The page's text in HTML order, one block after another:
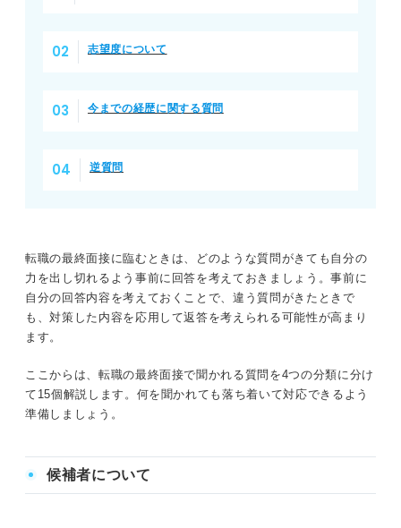
志望度について
今までの経歴に関する質問
逆質問
転職の最終面接に臨むときは、どのような質問がきても自分の
力を出し切れるよう事前に回答を考えておきましょう。事前に
自分の回答内容を考えておくことで、違う質問がきたときで
も、対策した内容を応用して返答を考えられる可能性が高まり
ます。
ここからは、転職の最終面接で聞かれる質問を4つの分類に分け
て15個解説します。何を聞かれても落ち着いて対応できるよう
準備しましょう。
候補者について